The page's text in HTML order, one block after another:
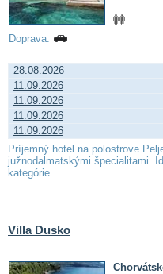
Doprava:
28.08.2026
11.09.2026
11.09.2026
11.09.2026
11.09.2026
Príjemný hotel na polostrove
južnodalmatskými špecialitami.
kategórie.
Villa Dusko